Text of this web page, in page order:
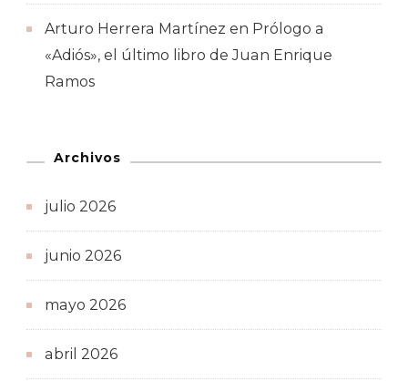
Arturo Herrera Martínez en Prólogo a
«Adiós», el último libro de Juan Enrique
Ramos
Archivos
julio 2026
junio 2026
mayo 2026
abril 2026